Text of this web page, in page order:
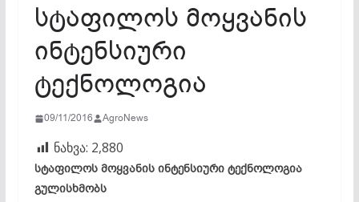
სტაფილოს მოყვანის
ინტენსიური
ტექნოლოგია
09/11/2016 AgroNews
ნახვა: 2,880
სტაფილოს მოყვანის ინტენსიური ტექნოლოგია
გულისხმობს